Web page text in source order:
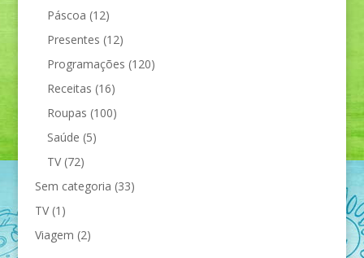
Páscoa (12)
Presentes (12)
Programações (120)
Receitas (16)
Roupas (100)
Saúde (5)
TV(72)
Sem categoria (33)
TV(1)
Viagem (2)